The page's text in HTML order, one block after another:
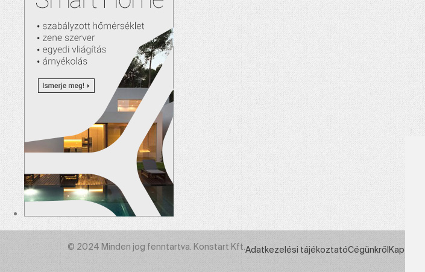
© 2024 Minden jog fenntartva. Konstart Kft.Adatkezelési tájékoztatóCégünkrőlKapcsolat